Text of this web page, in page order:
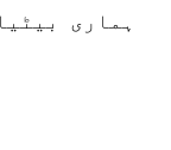
ہماری